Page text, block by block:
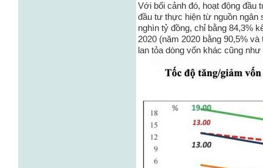
Với bối cảnh đó, hoạt động đầu
đầu tư thực hiện từ nguồn
nghìn tỷ đồng, chỉ bằng 84,3%
2020 (năm 2020 bằng 90,5%
lan tỏa dòng vốn khác cũng